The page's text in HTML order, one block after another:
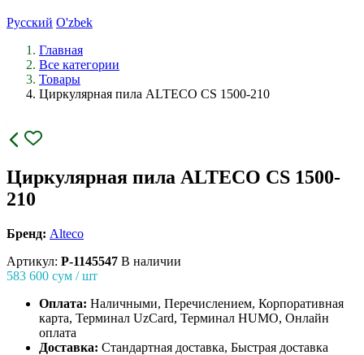
Русский O'zbek
Главная
Все категории
Товары
Циркулярная пила ALTECO CS 1500-210
Циркулярная пила ALTECO CS 1500-
210
Бренд: Alteco
Артикул: P-1145547 В наличии
583 600 сум / шт
Оплата: Наличными, Перечислением, Корпоративная
карта, Терминал UzCard, Терминал HUMO, Онлайн
оплата
Доставка: Стандартная доставка, Быстрая доставка